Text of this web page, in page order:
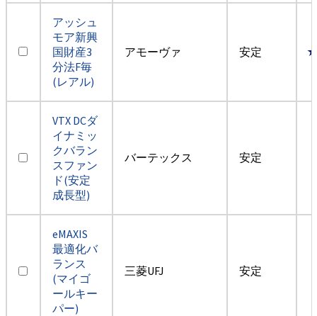
アッシュ
モア新興
国財産3
分法F毎
(レアル)
アモーヴァ 安定
VTX DCダ
イナミッ
クバラン
スファン
ド(安定
成長型)
バーテックス 安定
eMAXIS
最適化バ
ランス
(マイゴ
ールキー
パー)
三菱UFJ 安定